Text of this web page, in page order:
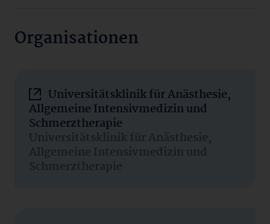
Organisationen
Universitätsklinik für Anästhesie,
Allgemeine Intensivmedizin und
Schmerztherapie
Universitätsklinik für Anästhesie,
Allgemeine Intensivmedizin und
Schmerztherapie